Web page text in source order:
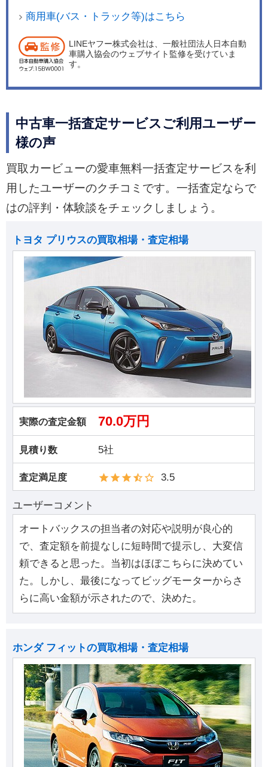
商用車(バス・トラック等)はこちら
LINEヤフー株式会社は、一般社団法人日本自動
車購入協会のウェブサイト監修を受けていま
す。
中古車一括査定サービスご利用ユーザー
様の声
買取カービューの愛車無料一括査定サービスを利
用したユーザーのクチコミです。一括査定ならで
はの評判・体験談をチェックしましょう。
トヨタ プリウスの買取相場・査定相場
実際の査定金額 70.0万円
見積り数 5社
査定満足度 3.5
ユーザーコメント
オートバックスの担当者の対応や説明が良心的
で、査定額を前提なしに短時間で提示し、大変信
頼できると思った。当初はほぼこちらに決めてい
た。しかし、最後になってビッグモーターからさ
らに高い金額が示されたので、決めた。
ホンダ フィットの買取相場・査定相場